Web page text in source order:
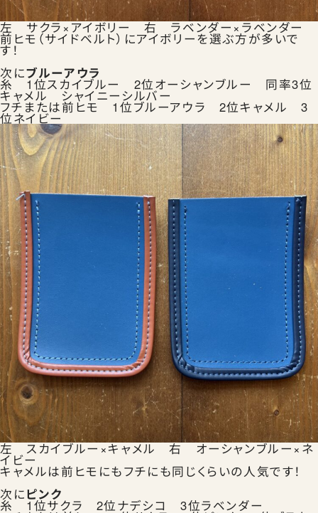
左 サクラ×アイボリー 右 ラベンダー×ラベンダー
前ヒモ（サイドベルト）にアイボリーを選ぶ方が多いで
す！
次にブルーアウラ
糸 1位スカイブルー 2位オーシャンブルー 同率3位
キャメル シャイニーシルバー
フチまたは前ヒモ 1位ブルーアウラ 2位キャメル 3
位ネイビー
左 スカイブルー×キャメル 右 オーシャンブルー×ネ
イビー
キャメルは前ヒモにもフチにも同じくらいの人気です！
次にピンク
糸 1位サクラ 2位ナデシコ 3位ラベンダー